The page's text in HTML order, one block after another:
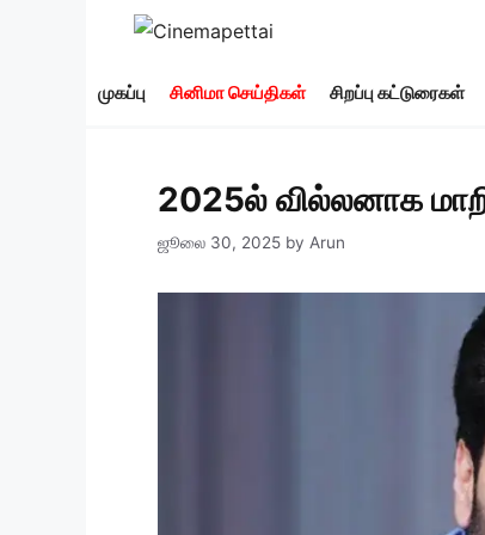
முகப்பு சினிமா செய்திகள் சிறப்பு கட்டுரைகள்
2025ல் வில்லனாக
ஜூலை 30, 2025 by Arun